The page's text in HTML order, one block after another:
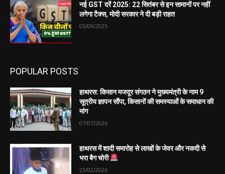
नई GST दरें 2025: 22 सितंबर से इन सामानों पर नहीं
लगेगा टैक्स, मोदी सरकार ने दी बड़ी राहत
05/09/2025
POPULAR POSTS
हाथरस: किसान मजदूर संगठन ने मुख्यमंत्री के नाम 9
सूत्रीय ज्ञापन सौंपा, किसानों की समस्याओं के समाधान की
मांग
07/07/2026
हाथरस में शादी समारोह से लाखों के जेवर और नकदी से
भरा बैग चोरी
23/02/2026